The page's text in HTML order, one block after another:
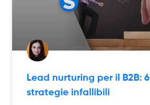
Lead nurturing per il B2B: 6
strategie infallibili